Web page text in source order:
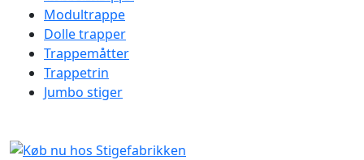
Modultrappe
Dolle trapper
Trappemåtter
Trappetrin
Jumbo stiger